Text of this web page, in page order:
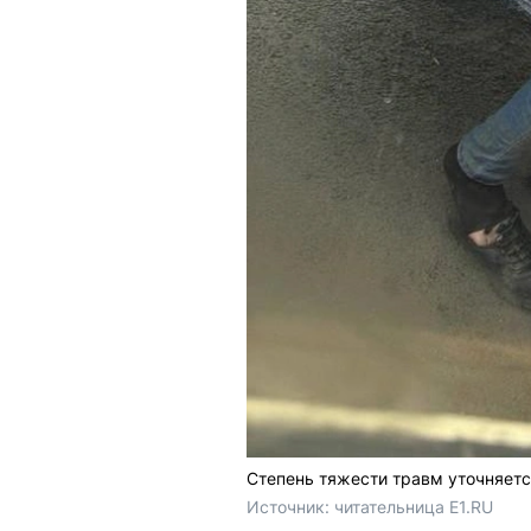
Степень тяжести травм
Источник: читательница E1.RU